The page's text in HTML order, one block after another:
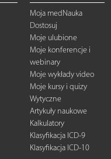
Moja medNauka
Dostosuj
Moje ulubione
Moje konferencje i
webinary
Moje wykłady video
Moje kursy i quizy
Wytyczne
Artykuły naukowe
Kalkulatory
Klasyfikacja ICD-9
Klasyfikacja ICD-10